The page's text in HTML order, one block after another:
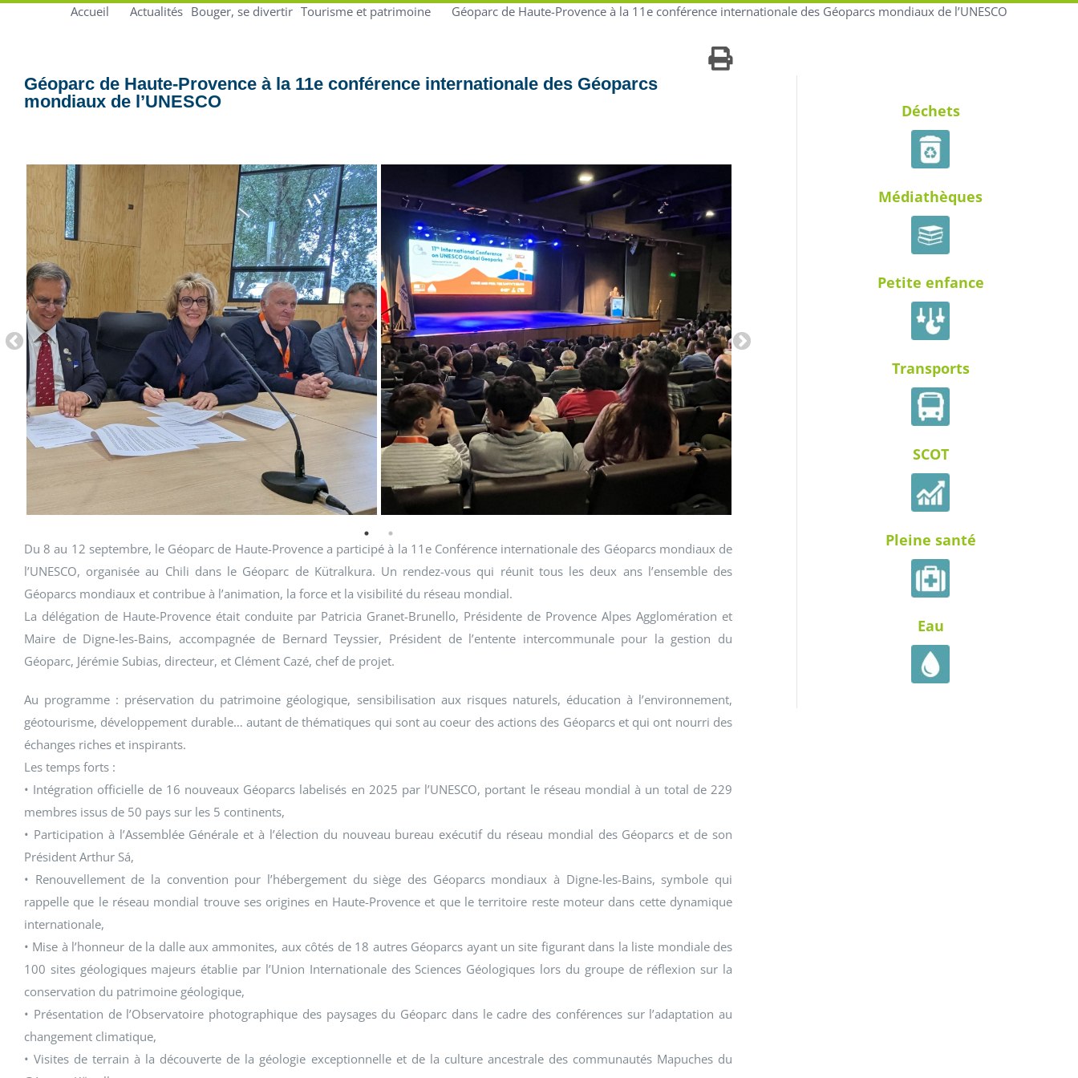
Accueil Actualités Bouger, se divertir Tourisme et patrimoine Géoparc de Haute-Provence à la 11e conférence internationale des Géoparcs mondiaux de l’UNESCO
Géoparc de Haute-Provence à la 11e conférence internationale des Géoparcs
mondiaux de l’UNESCO
Du 8 au 12 septembre, le Géoparc de Haute-Provence a participé à la 11e Conférence internationale des Géoparcs mondiaux de
l’UNESCO, organisée au Chili dans le Géoparc de Kütralkura. Un rendez-vous qui réunit tous les deux ans l’ensemble des
Géoparcs mondiaux et contribue à l’animation, la force et la visibilité du réseau mondial.
La délégation de Haute-Provence était conduite par Patricia Granet-Brunello, Présidente de Provence Alpes Agglomération et
Maire de Digne-les-Bains, accompagnée de Bernard Teyssier, Président de l’entente intercommunale pour la gestion du
Géoparc, Jérémie Subias, directeur, et Clément Cazé, chef de projet.
Au programme : préservation du patrimoine géologique, sensibilisation aux risques naturels, éducation à l’environnement,
géotourisme, développement durable… autant de thématiques qui sont au coeur des actions des Géoparcs et qui ont nourri des
échanges riches et inspirants.
Les temps forts :
• Intégration officielle de 16 nouveaux Géoparcs labelisés en 2025 par l’UNESCO, portant le réseau mondial à un total de 229
membres issus de 50 pays sur les 5 continents,
• Participation à l’Assemblée Générale et à l’élection du nouveau bureau exécutif du réseau mondial des Géoparcs et de son
Président Arthur Sá,
• Renouvellement de la convention pour l’hébergement du siège des Géoparcs mondiaux à Digne-les-Bains, symbole qui
rappelle que le réseau mondial trouve ses origines en Haute-Provence et que le territoire reste moteur dans cette dynamique
internationale,
• Mise à l’honneur de la dalle aux ammonites, aux côtés de 18 autres Géoparcs ayant un site figurant dans la liste mondiale des
100 sites géologiques majeurs établie par l’Union Internationale des Sciences Géologiques lors du groupe de réflexion sur la
conservation du patrimoine géologique,
• Présentation de l’Observatoire photographique des paysages du Géoparc dans le cadre des conférences sur l’adaptation au
changement climatique,
• Visites de terrain à la découverte de la géologie exceptionnelle et de la culture ancestrale des communautés Mapuches du
Déchets
Médiathèques
Petite enfance
Transports
SCOT
Pleine santé
Eau